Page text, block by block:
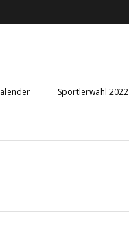
Sportlerwahl 2022